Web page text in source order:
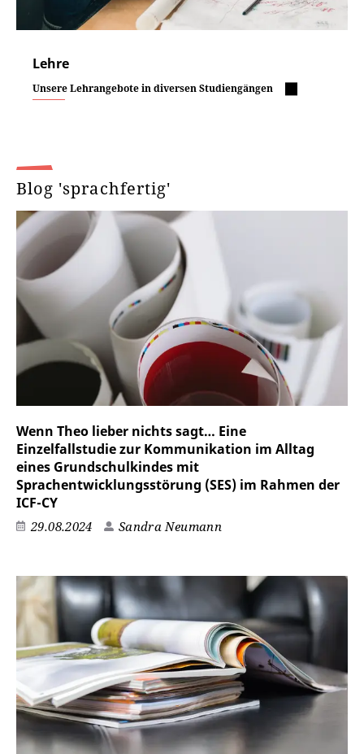
Lehre
Unsere Lehrangebote in diversen Studiengängen
Blog 'sprachfertig'
Wenn Theo lieber nichts sagt… Eine
Einzelfallstudie zur Kommunikation im Alltag
eines Grundschulkindes mit
Sprachentwicklungsstörung (SES) im Rahmen der
ICF-CY
29.08.2024 Sandra Neumann